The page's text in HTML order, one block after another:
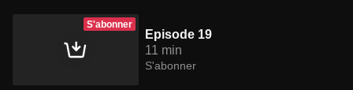
S'abonner
Episode 19
11 min
S'abonner